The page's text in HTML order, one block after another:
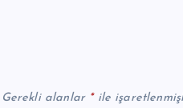
Gerekli alanlar *ile